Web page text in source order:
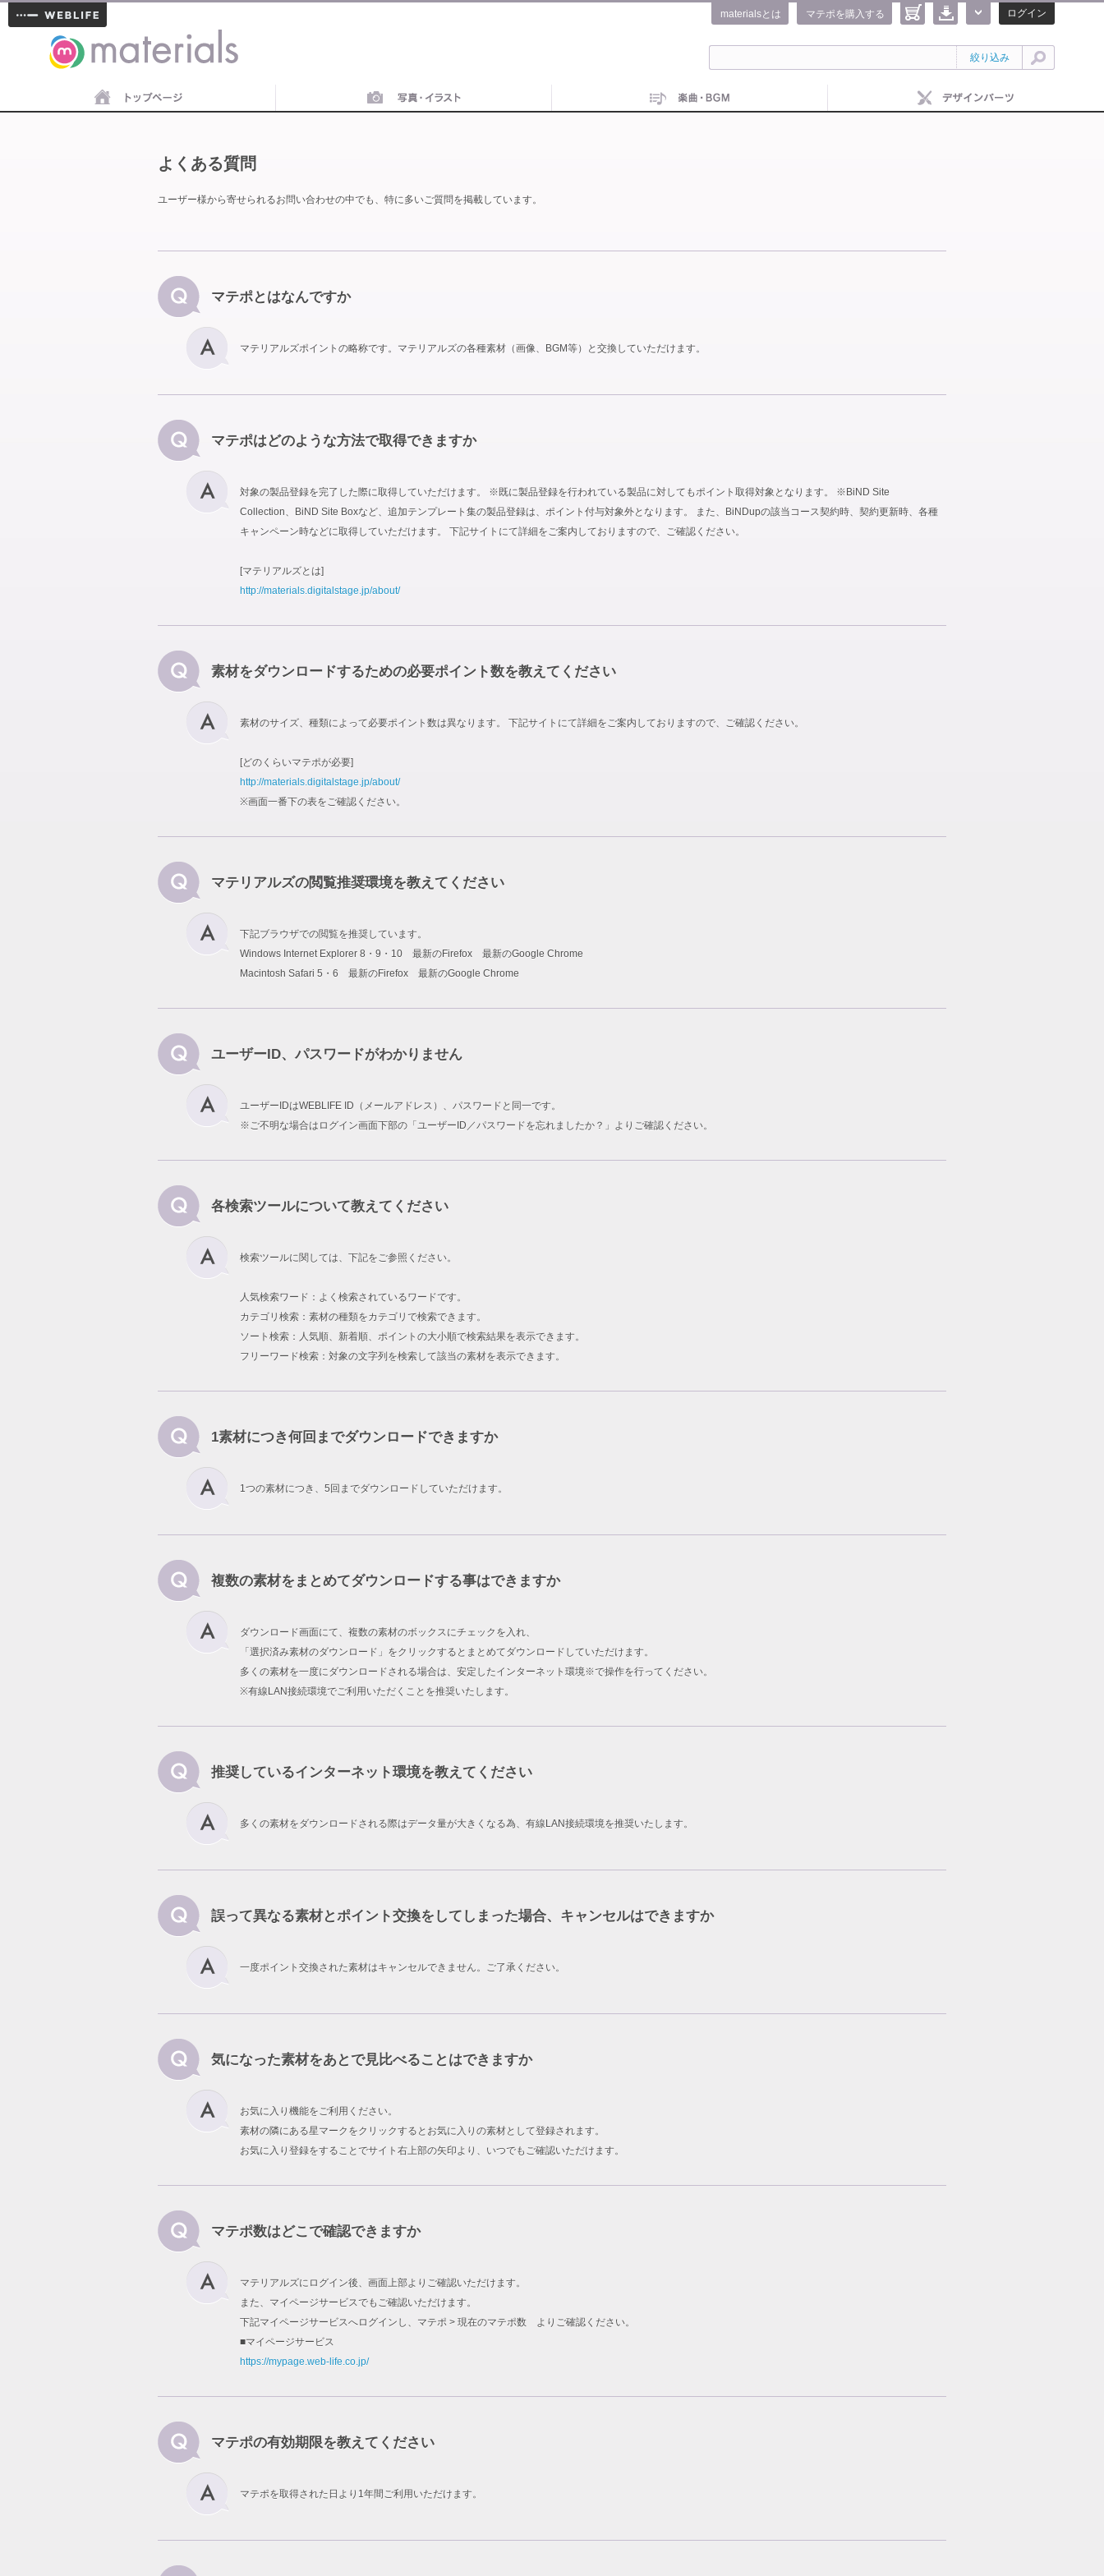
materials
ログイン
マテポを購入する
materialsとは
絞り込み
よくある質問
ユーザー様から寄せられるお問い合わせの中でも、特に多いご質問を掲載しています。
マテポとはなんですか
マテリアルズポイントの略称です。マテリアルズの各種素材（画像、BGM等）と交換していただけます。
マテポはどのような方法で取得できますか
対象の製品登録を完了した際に取得していただけます。 ※既に製品登録を行われている製品に対してもポイント取得対象となります。 ※BiND Site
Collection、BiND Site Boxなど、追加テンプレート集の製品登録は、ポイント付与対象外となります。 また、BiNDupの該当コース契約時、契約更新時、各種
キャンペーン時などに取得していただけます。 下記サイトにて詳細をご案内しておりますので、ご確認ください。
[マテリアルズとは]
http://materials.digitalstage.jp/about/
素材をダウンロードするための必要ポイント数を教えてください
素材のサイズ、種類によって必要ポイント数は異なります。 下記サイトにて詳細をご案内しておりますので、ご確認ください。
[どのくらいマテポが必要]
http://materials.digitalstage.jp/about/
※画面一番下の表をご確認ください。
マテリアルズの閲覧推奨環境を教えてください
下記ブラウザでの閲覧を推奨しています。
Windows Internet Explorer 8・9・10 最新のFirefox 最新のGoogle Chrome
Macintosh Safari 5・6 最新のFirefox 最新のGoogle Chrome
ユーザーID、パスワードがわかりません
ユーザーIDはWEBLIFE ID（メールアドレス）、パスワードと同一です。
※ご不明な場合はログイン画面下部の「ユーザーID／パスワードを忘れましたか？」よりご確認ください。
各検索ツールについて教えてください
検索ツールに関しては、下記をご参照ください。
人気検索ワード：よく検索されているワードです。
カテゴリ検索：素材の種類をカテゴリで検索できます。
ソート検索：人気順、新着順、ポイントの大小順で検索結果を表示できます。
フリーワード検索：対象の文字列を検索して該当の素材を表示できます。
1素材につき何回までダウンロードできますか
1つの素材につき、5回までダウンロードしていただけます。
複数の素材をまとめてダウンロードする事はできますか
ダウンロード画面にて、複数の素材のボックスにチェックを入れ、
「選択済み素材のダウンロード」をクリックするとまとめてダウンロードしていただけます。
多くの素材を一度にダウンロードされる場合は、安定したインターネット環境※で操作を行ってください。
※有線LAN接続環境でご利用いただくことを推奨いたします。
推奨しているインターネット環境を教えてください
多くの素材をダウンロードされる際はデータ量が大きくなる為、有線LAN接続環境を推奨いたします。
誤って異なる素材とポイント交換をしてしまった場合、キャンセルはできますか
一度ポイント交換された素材はキャンセルできません。ご了承ください。
気になった素材をあとで見比べることはできますか
お気に入り機能をご利用ください。
素材の隣にある星マークをクリックするとお気に入りの素材として登録されます。
お気に入り登録をすることでサイト右上部の矢印より、いつでもご確認いただけます。
マテポ数はどこで確認できますか
マテリアルズにログイン後、画面上部よりご確認いただけます。
また、マイページサービスでもご確認いただけます。
下記マイページサービスへログインし、マテポ > 現在のマテポ数 よりご確認ください。
■マイページサービス
https://mypage.web-life.co.jp/
マテポの有効期限を教えてください
マテポを取得された日より1年間ご利用いただけます。